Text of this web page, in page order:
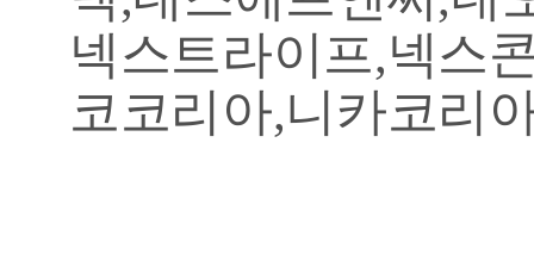
넥스트라이프,넥스
코코리아,니카코리